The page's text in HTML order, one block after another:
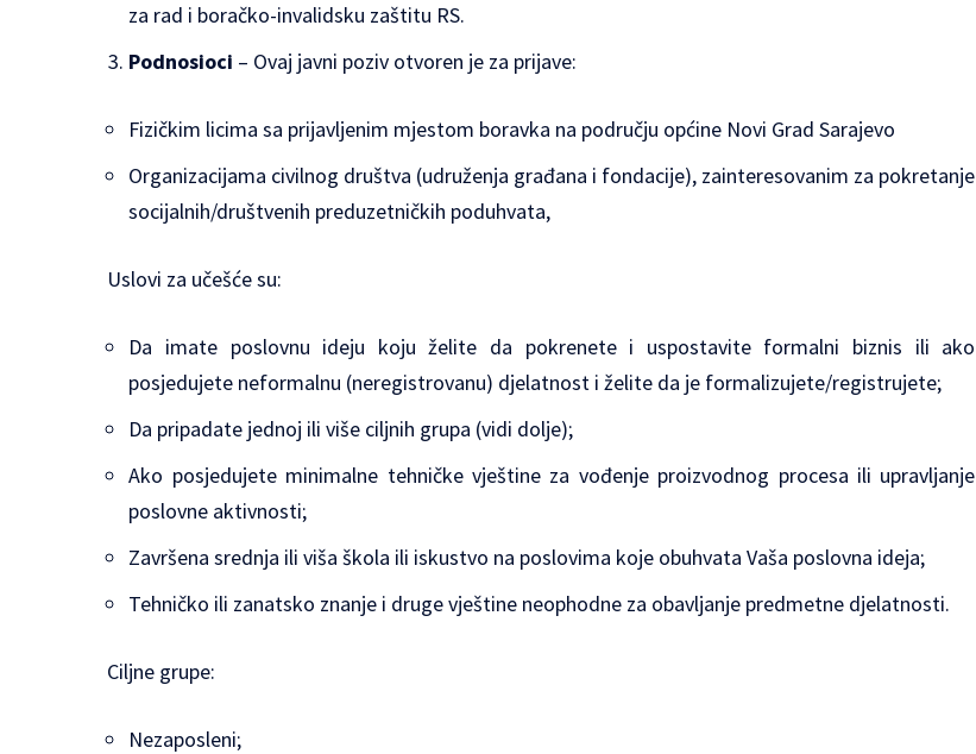
za rad i boračko-invalidsku zaštitu RS.
Podnosioci – Ovaj javni poziv otvoren je za prijave:
Fizičkim licima sa prijavljenim mjestom boravka na području općine Novi Grad Sarajevo
Organizacijama civilnog društva (udruženja građana i fondacije), zainteresovanim za pokretanje
socijalnih/društvenih preduzetničkih poduhvata,
Uslovi za učešće su:
Da imate poslovnu ideju koju želite da pokrenete i uspostavite formalni biznis ili ako
posjedujete neformalnu (neregistrovanu) djelatnost i želite da je formalizujete/registrujete;
Da pripadate jednoj ili više ciljnih grupa (vidi dolje);
Ako posjedujete minimalne tehničke vještine za vođenje proizvodnog procesa ili upravljanje
poslovne aktivnosti;
Završena srednja ili viša škola ili iskustvo na poslovima koje obuhvata Vaša poslovna ideja;
Tehničko ili zanatsko znanje i druge vještine neophodne za obavljanje predmetne djelatnosti.
Ciljne grupe:
Nezaposleni;